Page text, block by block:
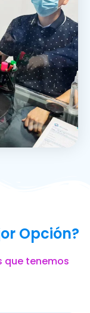
Opción?
que tenemos